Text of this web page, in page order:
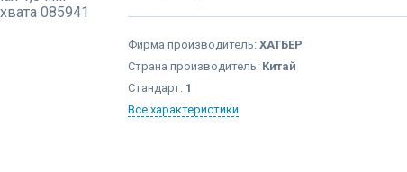
Фирма производитель: ХАТБЕР
Страна производитель: Китай
Стандарт: 1
Все характеристики